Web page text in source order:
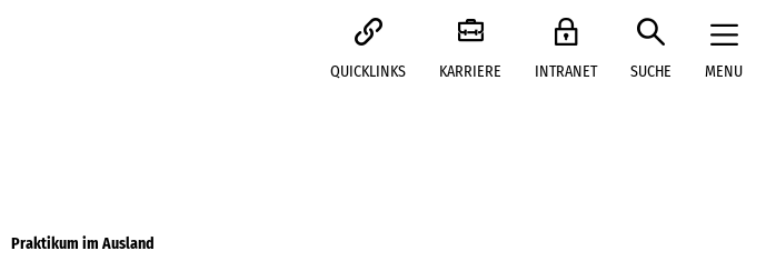
QUICKLINKS KARRIERE INTRANET SUCHE MENU
Praktikum im Ausland